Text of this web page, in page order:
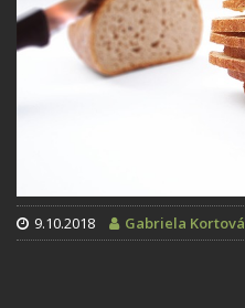
9.10.2018 Gabriela Kortová